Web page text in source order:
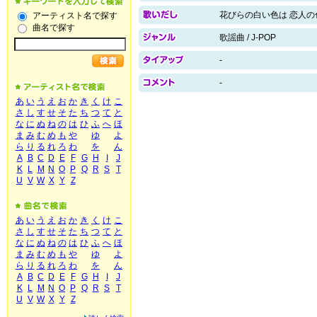
アーティスト名で探す
曲名で探す
あ い う え お か き く け こ
さ し す せ そ た ち つ て と
な に ぬ ね の は ひ ふ へ ほ
ま み む め も や ゆ
よ
ら り る れ ろ わ を
ん
A
B C D E F G H
J
K
L M N O P Q R S
T
U V W X Y Z
あ い う え お か き く け こ
さ し す せ そ た ち つ て と
な に ぬ ね の は ひ ふ へ ほ
ま み む め も や ゆ
よ
ら り る れ ろ わ を
ん
A
B C D E F G H
J
K
L M N O P Q R S
T
U V W X Y Z
花びらの白い色は 恋人の
歌謡曲 / J-POP
-
-